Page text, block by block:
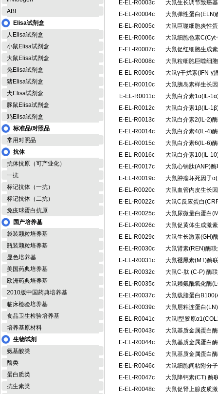
ABI
Elisa试剂盒
人Elisa试剂盒
小鼠Elisa试剂盒
大鼠Elisa试剂盒
兔Elisa试剂盒
猪Elisa试剂盒
犬Elisa试剂盒
豚鼠Elisa试剂盒
鸡Elisa试剂盒
标准品/对照品
常用对照品
抗体
抗体抗原（可产业化）
一抗
标记抗体（一抗）
标记抗体（二抗）
免疫球蛋白抗原
国产培养基
袋装颗粒培养基
瓶装颗粒培养基
显色培养基
美国药典培养基
欧洲药典培养基
2010版中国药典培养基
临床检验培养基
食品卫生检验培养基
培养基原材料
生物试剂
氨基酸类
酶类
蛋白质类
抗生素类
E-EL-R0003c
大鼠生长调节致癌
E-EL-R0004c
大鼠弹性蛋白
E-EL-R0005c
大鼠巨噬细胞炎性
E-EL-R0006c
大鼠细胞色素
E-EL-R0007c
大鼠促红细胞生成
E-EL-R0008c
大鼠粒细胞巨噬细
E-EL-R0009c
大鼠γ干扰素(IFN-
E-EL-R0010c
大鼠胰岛素样生长
E-EL-R0011c
大鼠白介素1α(IL-
E-EL-R0012c
大鼠白介素1β(IL-
E-EL-R0013c
大鼠白介素2(IL-2)
E-EL-R0014c
大鼠白介素4(IL-4)
E-EL-R0015c
大鼠白介素6(IL-6)
E-EL-R0016c
大鼠白介素10(IL-
E-EL-R0017c
大鼠心钠肽(ANP)
E-EL-R0019c
大鼠肿瘤坏死因子
E-EL-R0020c
大鼠血管内皮生长
E-EL-R0022c
大鼠C反应蛋白
E-EL-R0025c
大鼠尿微量白蛋白
E-EL-R0026c
大鼠促黄体生成激
E-EL-R0029c
大鼠生长激素(GH)
E-EL-R0030c
大鼠肾素(REN)酶
E-EL-R0031c
大鼠褪黑素(MT)酶
E-EL-R0032c
大鼠C-肽 (C-P) 酶
E-EL-R0035c
大鼠赖氨酰氧化酶
E-EL-R0037c
大鼠载脂蛋白
E-EL-R0039c
大鼠层粘连蛋白
E-EL-R0041c
大鼠I型胶原
E-EL-R0043c
大鼠基质金属蛋白
E-EL-R0044c
大鼠基质金属蛋白
E-EL-R0045c
大鼠基质金属蛋白
E-EL-R0046c
大鼠细胞间粘附分
E-EL-R0047c
大鼠降钙素(CT) 酶
E-EL-R0048c
大鼠促肾上腺皮质